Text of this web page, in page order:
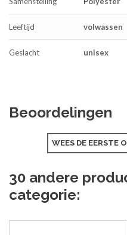
Leeftijd volwassen
Geslacht unisex
Beoordelingen
WEES DE EERSTE
30 andere
categorie: